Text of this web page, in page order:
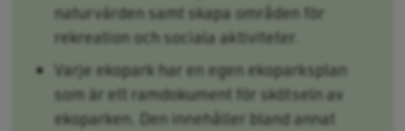
naturvärden samt skapa områden för
rekreation och sociala aktiviteter.
Varje ekopark har en egen ekoparksplan
som är ett ramdokument för skötseln av
ekoparken. Den innehåller bland annat